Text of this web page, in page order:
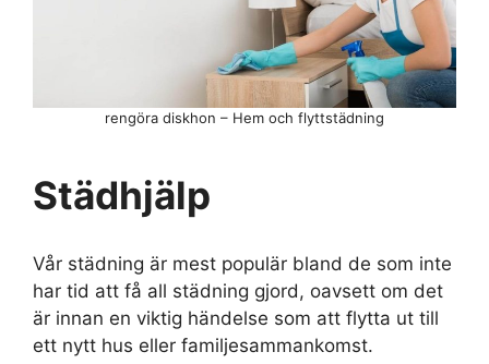
Städhjälp
Vår städning är mest populär bland de som inte
har tid att få all städning gjord, oavsett om det
är innan en viktig händelse som att flytta ut till
ett nytt hus eller familjesammankomst.
rengöra diskhon – Hem och flyttstädning